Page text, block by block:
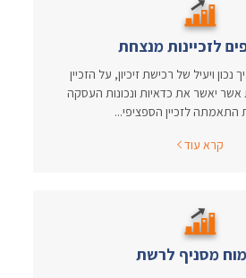
ויעיל של רכישת זיכיון, על הזכיין
יאשר את כדאיות ונכונות העסקה
התאמתה לזכיין הספציפי...
קרא עוד
מסניף לרשת